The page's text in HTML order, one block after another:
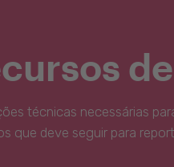
técnicas necessárias
que deve seguir para